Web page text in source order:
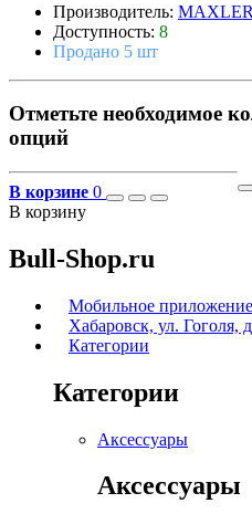
Производитель: MAXLER
Доступность: 8
Продано 5 шт
Отметьте необходимое
опций
В корзине 0
В корзину
Bull-Shop.ru
Мобильное приложение
Хабаровск, ул. Гоголя,
Категории
Категории
Аксессуары
Аксессуары